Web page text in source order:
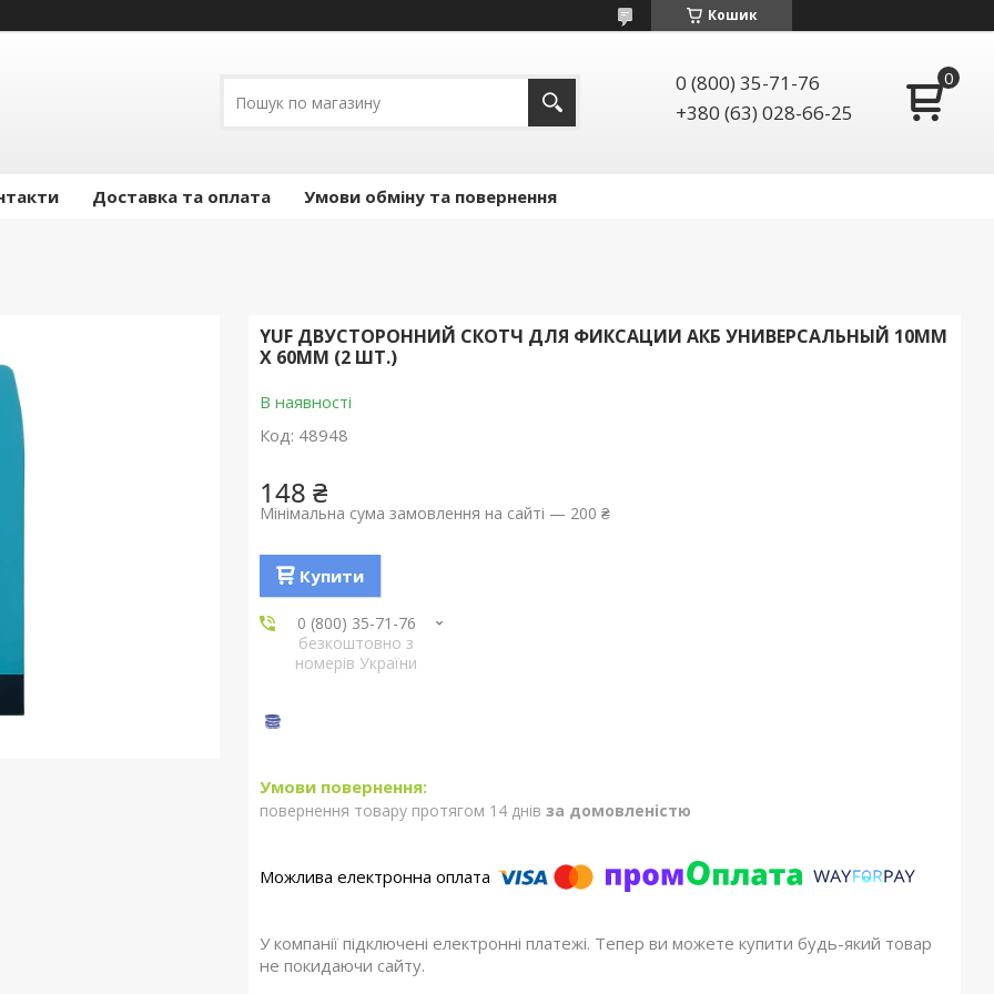
Кошик
0 (800) 35-71-76
+380 (63) 028-66-25
Доставка та оплата Умови обміну та повернення
YUF ДВУСТОРОННИЙ CКОТЧ ДЛЯ ФИКСАЦИИ АКБ УНИВЕРСАЛЬНЫЙ 10MM
X 60MM (2 ШТ.)
В наявності
Код: 48948
148 ₴
Мінімальна сума замовлення на сайті — 200 ₴
Купити
0 (800) 35-71-76
безкоштовно з
номерів України
повернення товару протягом 14 днів за домовленістю
У компанії підключені електронні платежі. Тепер ви можете купити будь-який товар
не покидаючи сайту.